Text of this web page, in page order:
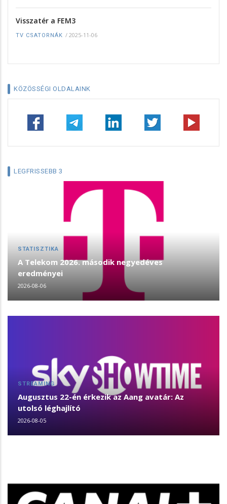
Visszatér a FEM3
TV CSATORNÁK / 2025-11-06
KÖZÖSSÉGI OLDALAINK
LEGFRISSEBB 3
STATISZTIKA
A Telekom 2026. második negyedéves
eredményei
2026-08-06
STREAMING
Augusztus 22-én érkezik az Aang avatár: Az
utolsó léghajlító
2026-08-05